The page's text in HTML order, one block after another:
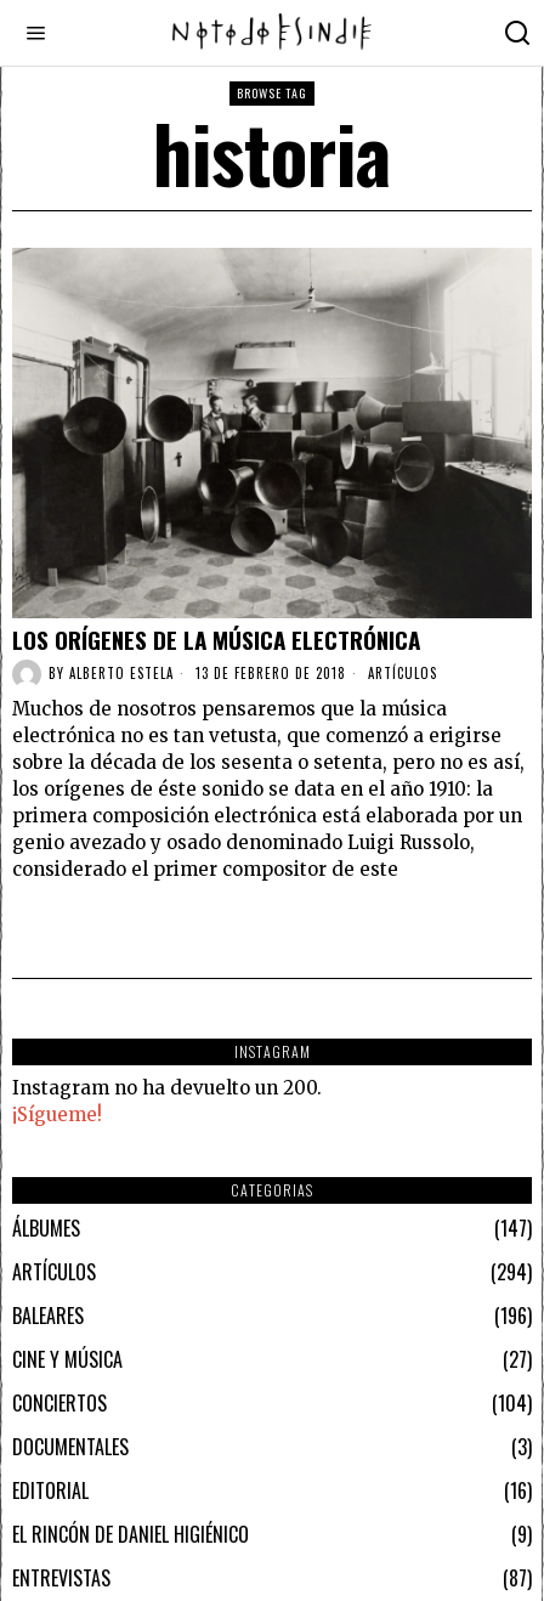
BROWSE TAG
historia
LOS ORÍGENES DE LA MÚSICA ELECTRÓNICA
BY ALBERTO ESTELA 13 DE FEBRERO DE 2018 ARTÍCULOS
Muchos de nosotros pensaremos que la música
electrónica no es tan vetusta, que comenzó a erigirse
sobre la década de los sesenta o setenta, pero no es así,
los orígenes de éste sonido se data en el año 1910: la
primera composición electrónica está elaborada por un
genio avezado y osado denominado Luigi Russolo,
considerado el primer compositor de este
INSTAGRAM
Instagram no ha devuelto un 200.
¡Sígueme!
CATEGORIAS
ÁLBUMES
147
ARTÍCULOS
294
BALEARES
196
CINE Y MÚSICA
27
CONCIERTOS
104
DOCUMENTALES
3
EDITORIAL
16
EL RINCÓN DE DANIEL HIGIÉNICO
9
ENTREVISTAS
87